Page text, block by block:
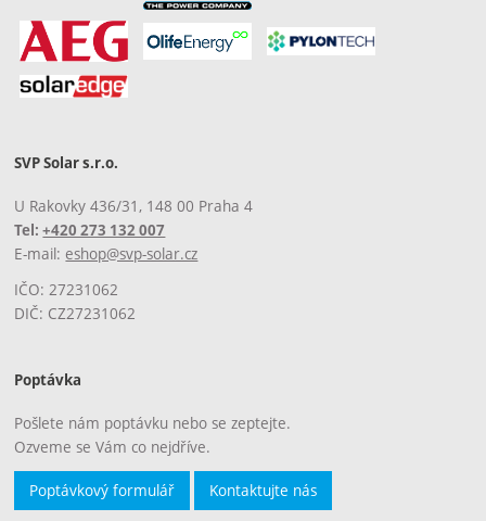
SVP Solar s.r.o.
U Rakovky 436/31, 148 00 Praha 4
Tel:+420 273 132 007
E-mail: eshop@svp-solar.cz
IČO: 27231062
DIČ: CZ27231062
Poptávka
Pošlete nám poptávku nebo se zeptejte.
Ozveme se Vám co nejdříve.
Poptávkový formulář Kontaktujte nás